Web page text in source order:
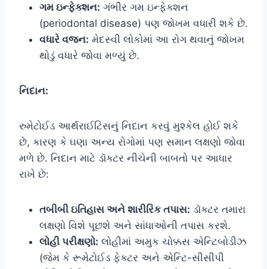
ગમ ઇન્ફેક્શન: ગંભીર ગમ ઇન્ફેક્શન
(periodontal disease) પણ જોખમ વધારી શકે છે.
વધારે વજન: મેદસ્વી લોકોમાં આ રોગ થવાનું જોખમ
થોડું વધારે જોવા મળ્યું છે.
નિદાન:
રુમેટોઈડ આર્થરાઈટિસનું નિદાન કરવું મુશ્કેલ હોઈ શકે
છે, કારણ કે ઘણા અન્ય રોગોમાં પણ સમાન લક્ષણો જોવા
મળે છે. નિદાન માટે ડૉક્ટર નીચેની બાબતો પર આધાર
રાખે છે:
તબીબી ઇતિહાસ અને શારીરિક તપાસ: ડૉક્ટર તમારા
લક્ષણો વિશે પૂછશે અને સાંધાઓની તપાસ કરશે.
લોહી પરીક્ષણો: લોહીમાં અમુક ચોક્કસ એન્ટિબોડીઝ
(જેમ કે રૂમેટોઈડ ફેક્ટર અને એન્ટિ-સીસીપી